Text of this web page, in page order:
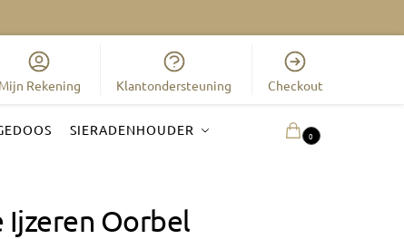
Mijn Rekening Klantondersteuning Checkout
SIERADENHOUDER 0
Oorbel